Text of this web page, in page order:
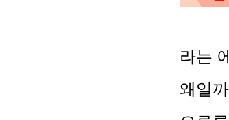
라는
왜일